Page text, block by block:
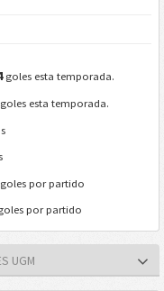
goles esta temporada.
goles esta temporada.
goles por partido
por partido
UGM